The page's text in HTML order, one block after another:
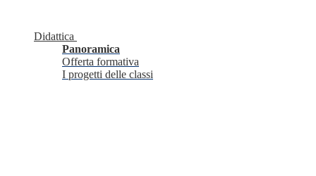
Didattica
Panoramica
Offerta formativa
I progetti delle classi